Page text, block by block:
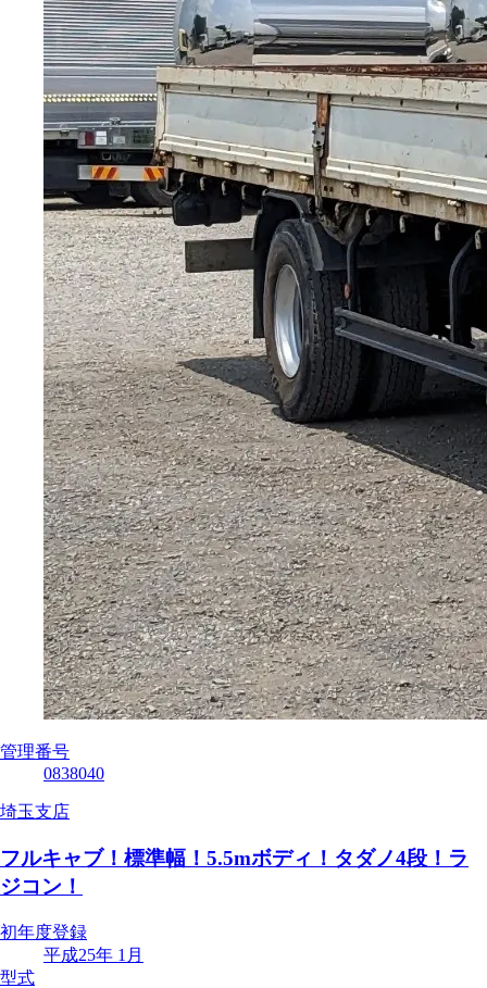
管理番号
0838040
埼玉支店
フルキャブ！標準幅！5.5mボディ！タダノ4段！ラ
ジコン！
初年度登録
平成25年 1月
型式